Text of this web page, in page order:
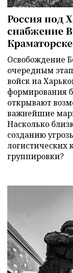
Россия под
снабжение
Краматорске
Освобождение
очередным
войск на
формирования
открывают
важнейшие
Насколько
созданию
логистических
группировки?